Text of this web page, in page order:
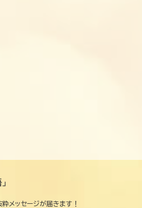
メッセージが届きます！